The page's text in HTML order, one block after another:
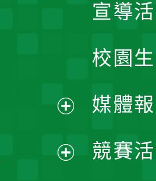
宣導
校園
媒體
競賽
開